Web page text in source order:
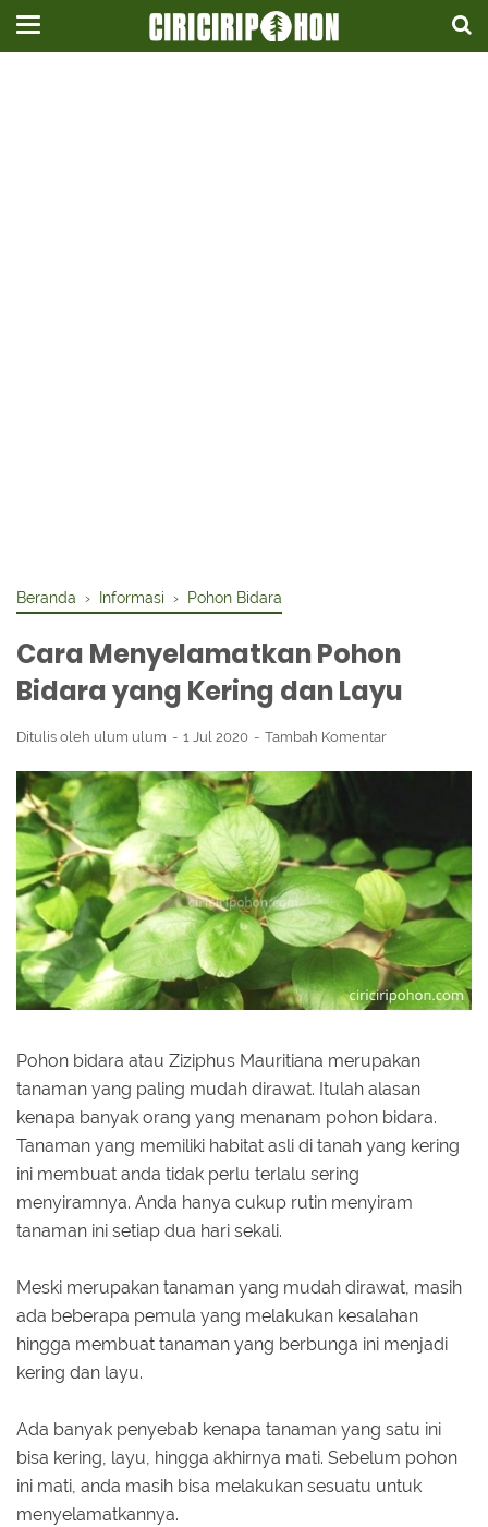
Beranda › Informasi › Pohon Bidara
Cara Menyelamatkan Pohon
Bidara yang Kering dan Layu
Ditulis oleh ulum ulum 1 Jul 2020 Tambah Komentar
Pohon bidara atau Ziziphus Mauritiana merupakan
tanaman yang paling mudah dirawat. Itulah alasan
kenapa banyak orang yang menanam pohon bidara.
Tanaman yang memiliki habitat asli di tanah yang kering
ini membuat anda tidak perlu terlalu sering
menyiramnya. Anda hanya cukup rutin menyiram
tanaman ini setiap dua hari sekali.
Meski merupakan tanaman yang mudah dirawat, masih
ada beberapa pemula yang melakukan kesalahan
hingga membuat tanaman yang berbunga ini menjadi
kering dan layu.
Ada banyak penyebab kenapa tanaman yang satu ini
bisa kering, layu, hingga akhirnya mati. Sebelum pohon
ini mati, anda masih bisa melakukan sesuatu untuk
menyelamatkannya.